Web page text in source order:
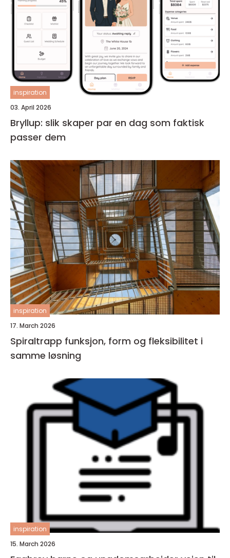
inspiration
03. April 2026
Bryllup: slik skaper par en dag som faktisk
passer dem
inspiration
17. March 2026
Spiraltrapp funksjon, form og fleksibilitet i
samme løsning
inspiration
15. March 2026